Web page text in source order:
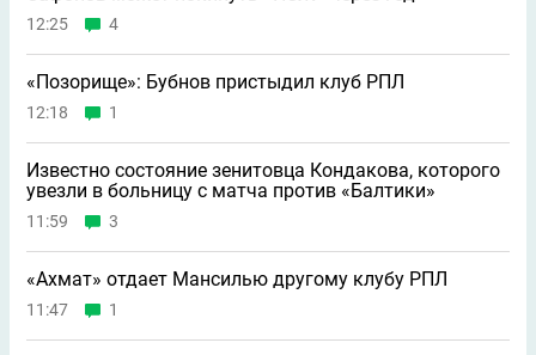
12:25 4
«Позорище»: Бубнов пристыдил клуб РПЛ
12:18 1
Известно состояние зенитовца Кондакова, которого
увезли в больницу с матча против «Балтики»
11:59 3
«Ахмат» отдает Мансилью другому клубу РПЛ
11:47 1